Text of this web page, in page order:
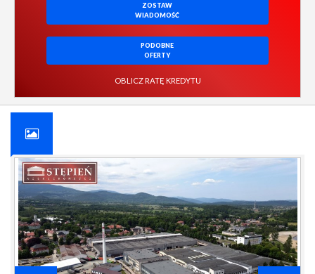
ZOSTAW
WIADOMOŚĆ
PODOBNE
OFERTY
OBLICZ RATĘ KREDYTU